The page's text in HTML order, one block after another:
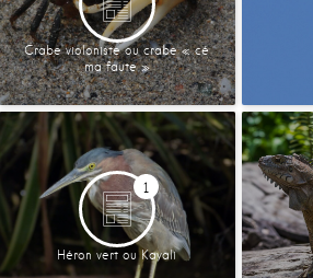
Crabe violoniste ou crabe « cé
ma faute »
1
Héron vert ou Kayali